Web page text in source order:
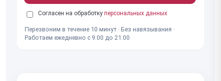
Согласен на обработку персональных данных
Перезвоним в течение 10 минут · Без навязывания ·
Работаем ежедневно с 9:00 до 21:00